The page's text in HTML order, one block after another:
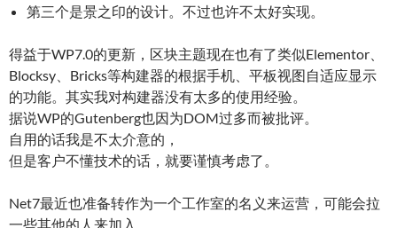
第三个是景之印的设计。不过也许不太好实现。
得益于WP7.0的更新，区块主题现在也有了类似Elementor、
Blocksy、Bricks等构建器的根据手机、平板视图自适应显示
的功能。其实我对构建器没有太多的使用经验。
据说WP的Gutenberg也因为DOM过多而被批评。
自用的话我是不太介意的，
但是客户不懂技术的话，就要谨慎考虑了。
Net7最近也准备转作为一个工作室的名义来运营，可能会拉
一些其他的人来加入。